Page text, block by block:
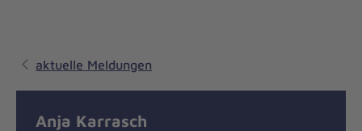
aktuelle Meldungen
Anja Karrasch